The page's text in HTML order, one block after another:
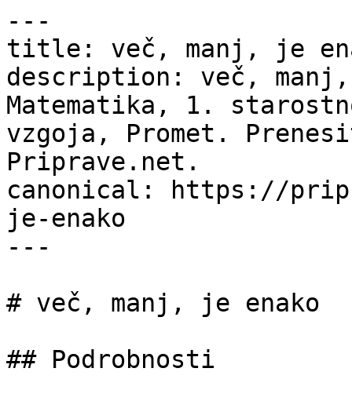
---
title: več, manj, je
description: več,
Matematika, 1.
vzgoja, Promet.
Priprave.net.
canonical: https://
je-enako
---
# več, manj, je enako
## Podrobnosti